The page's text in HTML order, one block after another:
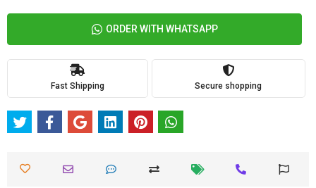
ORDER WITH WHATSAPP
Fast Shipping Secure shopping